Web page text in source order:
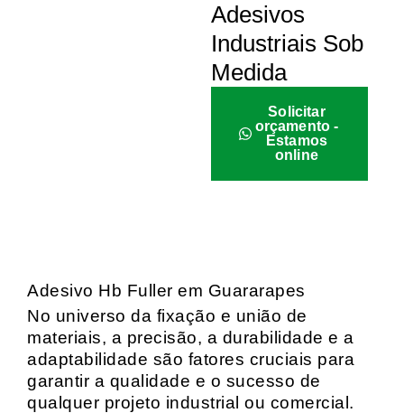
Adesivos
Industriais Sob
Medida
Solicitar
orçamento -
Estamos
online
Adesivo Hb Fuller em Guararapes
No universo da fixação e união de
materiais, a precisão, a durabilidade e a
adaptabilidade são fatores cruciais para
garantir a qualidade e o sucesso de
qualquer projeto industrial ou comercial.